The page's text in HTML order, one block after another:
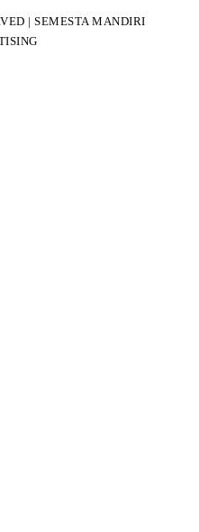
| SEMESTA MANDIRI